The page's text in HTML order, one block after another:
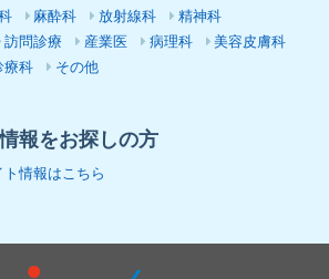
麻酔科 放射線科
精神科
訪問診療 産業医 病理科
美容皮膚科
療科 その他
報をお探しの方
ト情報はこちら